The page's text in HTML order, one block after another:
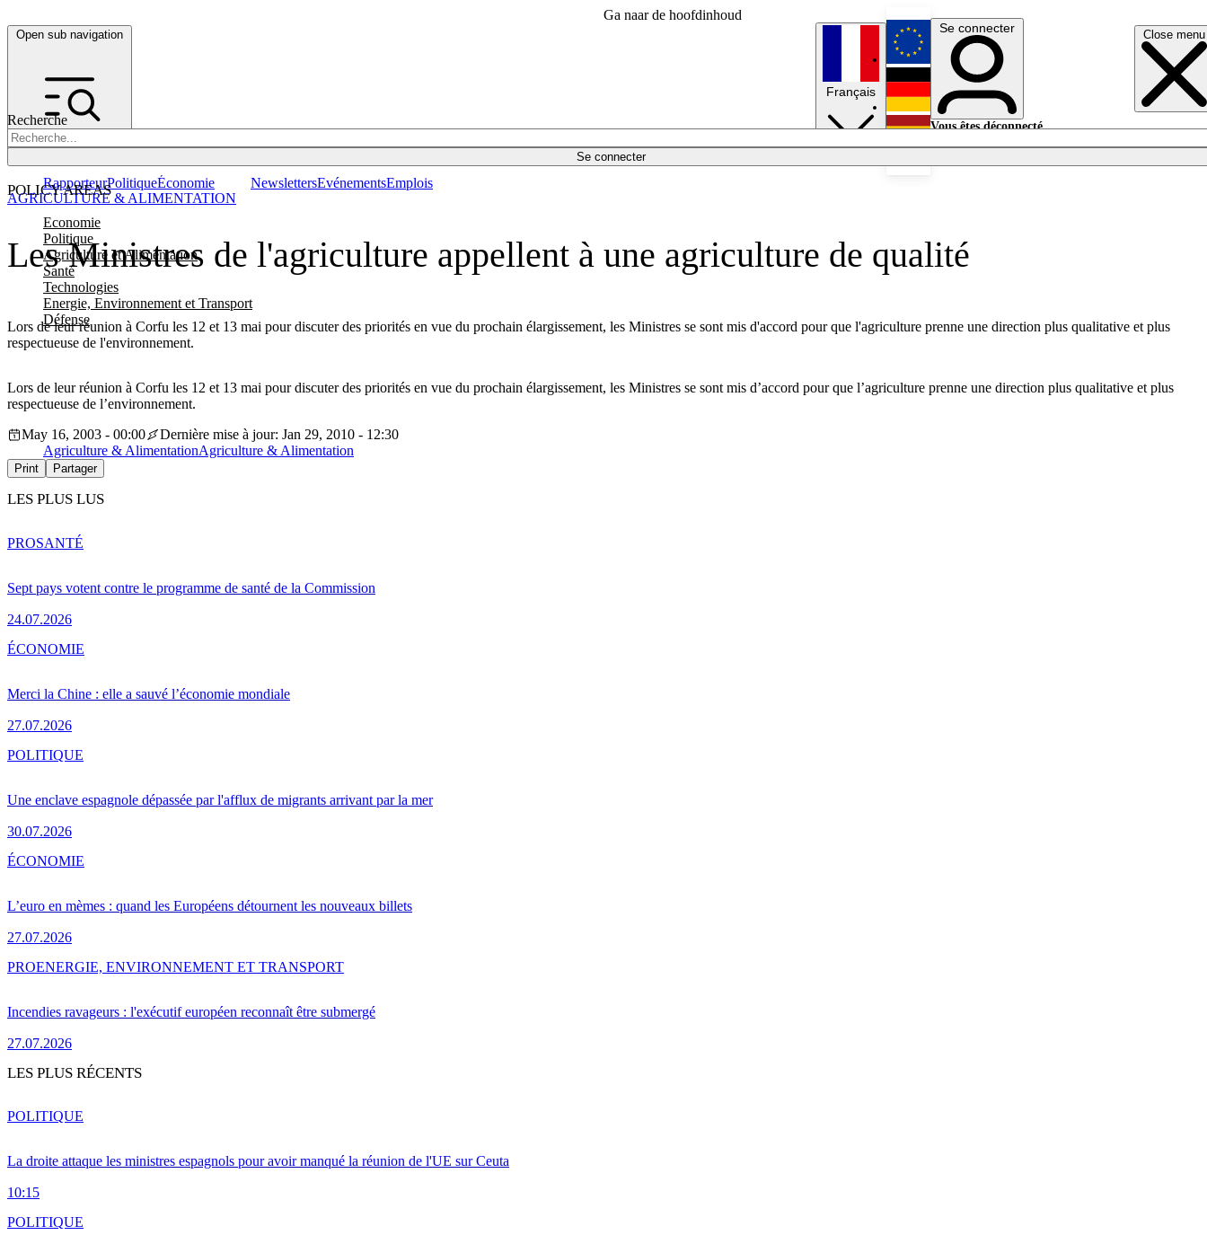
Ga naar de hoofdinhoud
Open sub navigation Close menu
Recherche
Se connecter
POLICY AREAS
Economie
Politique
Agriculture et Alimentation
Santé
Technologies
Energie, Environnement et Transport
Défense
RapporteurPolitiqueÉconomie NewslettersEvénementsEmplois
Français
English
Deutsch
Se connecter
Vous êtes déconnecté.
Les Ministres de l'agriculture appellent à une agriculture de qualité
Lors de leur réunion à Corfu les 12 et 13 mai pour discuter des priorités en vue du prochain élargissement, les Ministres se sont mis d'accord pour que l'agriculture prenne une direction plus qualitative et plus
respectueuse de l'environnement.
AGRICULTURE & ALIMENTATION
Lors de leur réunion à Corfu les 12 et 13 mai pour discuter des priorités en vue du prochain élargissement, les Ministres se sont mis d’accord pour que l’agriculture prenne une direction plus qualitative et plus
respectueuse de l’environnement.
May 16, 2003 - 00:00
Dernière mise à jour: Jan 29, 2010 - 12:30
Agriculture & AlimentationAgriculture & Alimentation
Print Partager
LES PLUS LUS
Sept pays votent contre le programme de santé de la Commission
24.07.2026
PROSANTÉ
Merci la Chine : elle a sauvé l’économie mondiale
27.07.2026
ÉCONOMIE
Une enclave espagnole dépassée par l'afflux de migrants arrivant par la mer
30.07.2026
POLITIQUE
L’euro en mèmes : quand les Européens détournent les nouveaux billets
27.07.2026
ÉCONOMIE
Incendies ravageurs : l'exécutif européen reconnaît être submergé
27.07.2026
PROENERGIE, ENVIRONNEMENT ET TRANSPORT
LES PLUS RÉCENTS
La droite attaque les ministres espagnols pour avoir manqué la réunion de l'UE sur Ceuta
10:15
POLITIQUE
POLITIQUE